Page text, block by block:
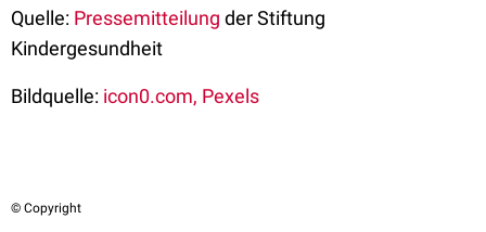
Quelle: Pressemitteilung der Stiftung
Kindergesundheit
Bildquelle: icon0.com, Pexels
© Copyright